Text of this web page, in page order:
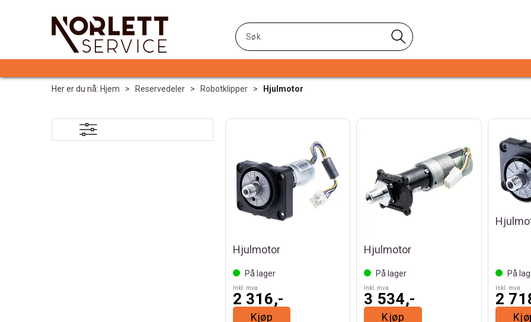
Her er du nå: Hjem > Reservedeler > Robotklipper > Hjulmotor
Hjulmotor
På lager
Inkl. mva
2 316,-
Kjøp
Hjulmotor
På lager
Inkl. mva
3 534,-
Kjøp
På
Inkl. mva
2